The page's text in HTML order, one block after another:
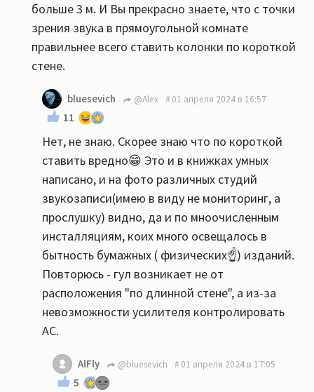
больше 3 м. И Вы прекрасно знаете, что с точки
зрения звука в прямоугольной комнате
правильнее всего ставить колонки по короткой
стене.
bluesevich @Alex 01 апреля 2024 в 16:57
11
Нет, не знаю. Скорее знаю что по короткой
ставить вредно😁 Это и в книжках умных
написано, и на фото различных студий
звукозаписи(имею в виду не мониторинг, а
прослушку) видно, да и по мноочисленным
инсталляциям, коих много освещалось в
бытность бумажных ( физических☝️) изданий.
Повторюсь - гул возникает не от
расположения "по длинной стене", а из-за
невозможности усилителя контролировать
АС.
AlFly @bluesevich 01 апреля 2024 в 17:05
5